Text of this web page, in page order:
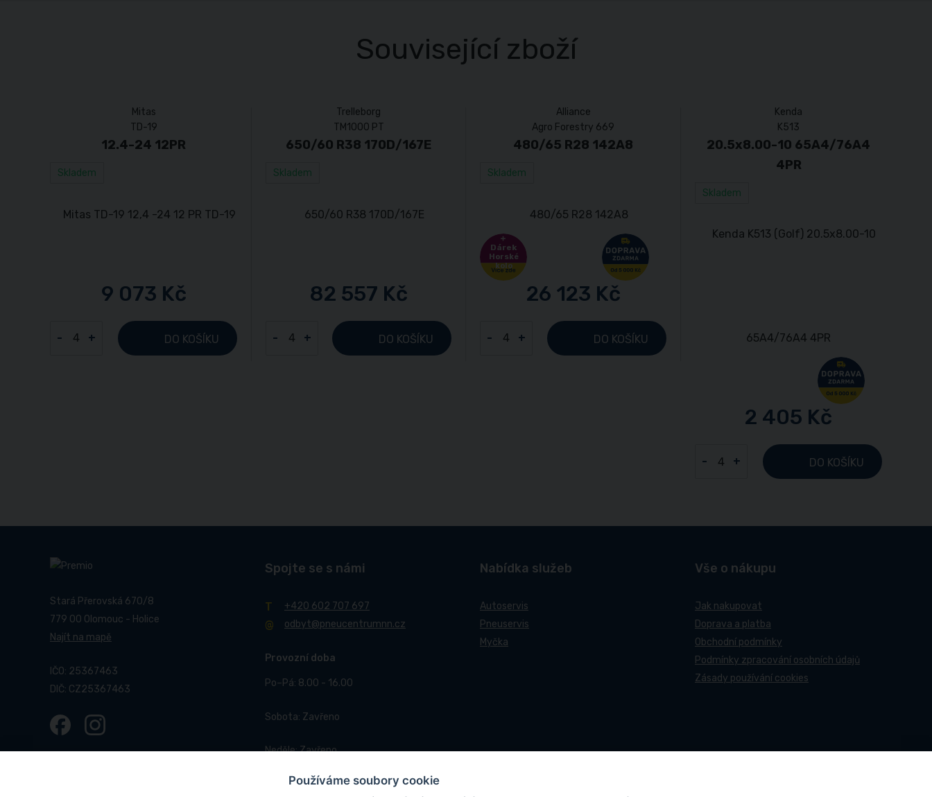
Související zboží
Mitas
TD-19
12.4-24 12PR
Skladem
9 073 Kč
- + DO KOŠÍKU
Trelleborg
TM1000 PT
650/60 R38 170D/167E
Skladem
82 557 Kč
- + DO KOŠÍKU
Alliance
Agro Forestry 669
480/65 R28 142A8
Skladem
Dárek
Horské
kolo
26 123 Kč
- + DO KOŠÍKU
Kenda
K513
20.5x8.00-10 65A4/76A4
4PR
Skladem
2 405 Kč
- + DO KOŠÍKU
Stará Přerovská 670/8
779 00 Olomouc - Holice
Najít na mapě
IČO: 25367463
DIČ: CZ25367463
Spojte se s námi
+420 602 707 697
odbyt@pneucentrumnn.cz
Provozní doba
Po–Pá: 8.00 - 16.00
Sobota: Zavřeno
Neděle: Zavřeno
Nabídka služeb
Autoservis
Pneuservis
Myčka
Vše o nákupu
Jak nakupovat
Doprava a platba
Obchodní podmínky
Podmínky zpracování osobních údajů
Zásady používání cookies
Používáme soubory cookie